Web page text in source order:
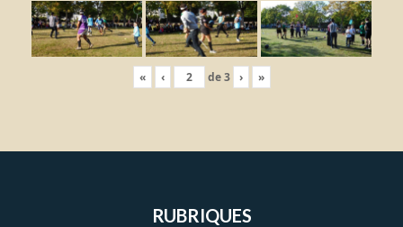
« ‹ de3 › »
RUBRIQUES